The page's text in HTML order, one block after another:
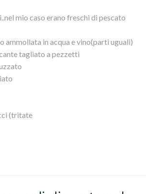
mio caso erano freschi di pescato
ammollata in acqua e vino(parti uguali)
tagliato a pezzetti
(tritate